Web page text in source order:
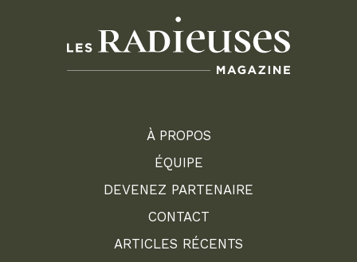
À PROPOS
ÉQUIPE
DEVENEZ PARTENAIRE
CONTACT
ARTICLES RÉCENTS